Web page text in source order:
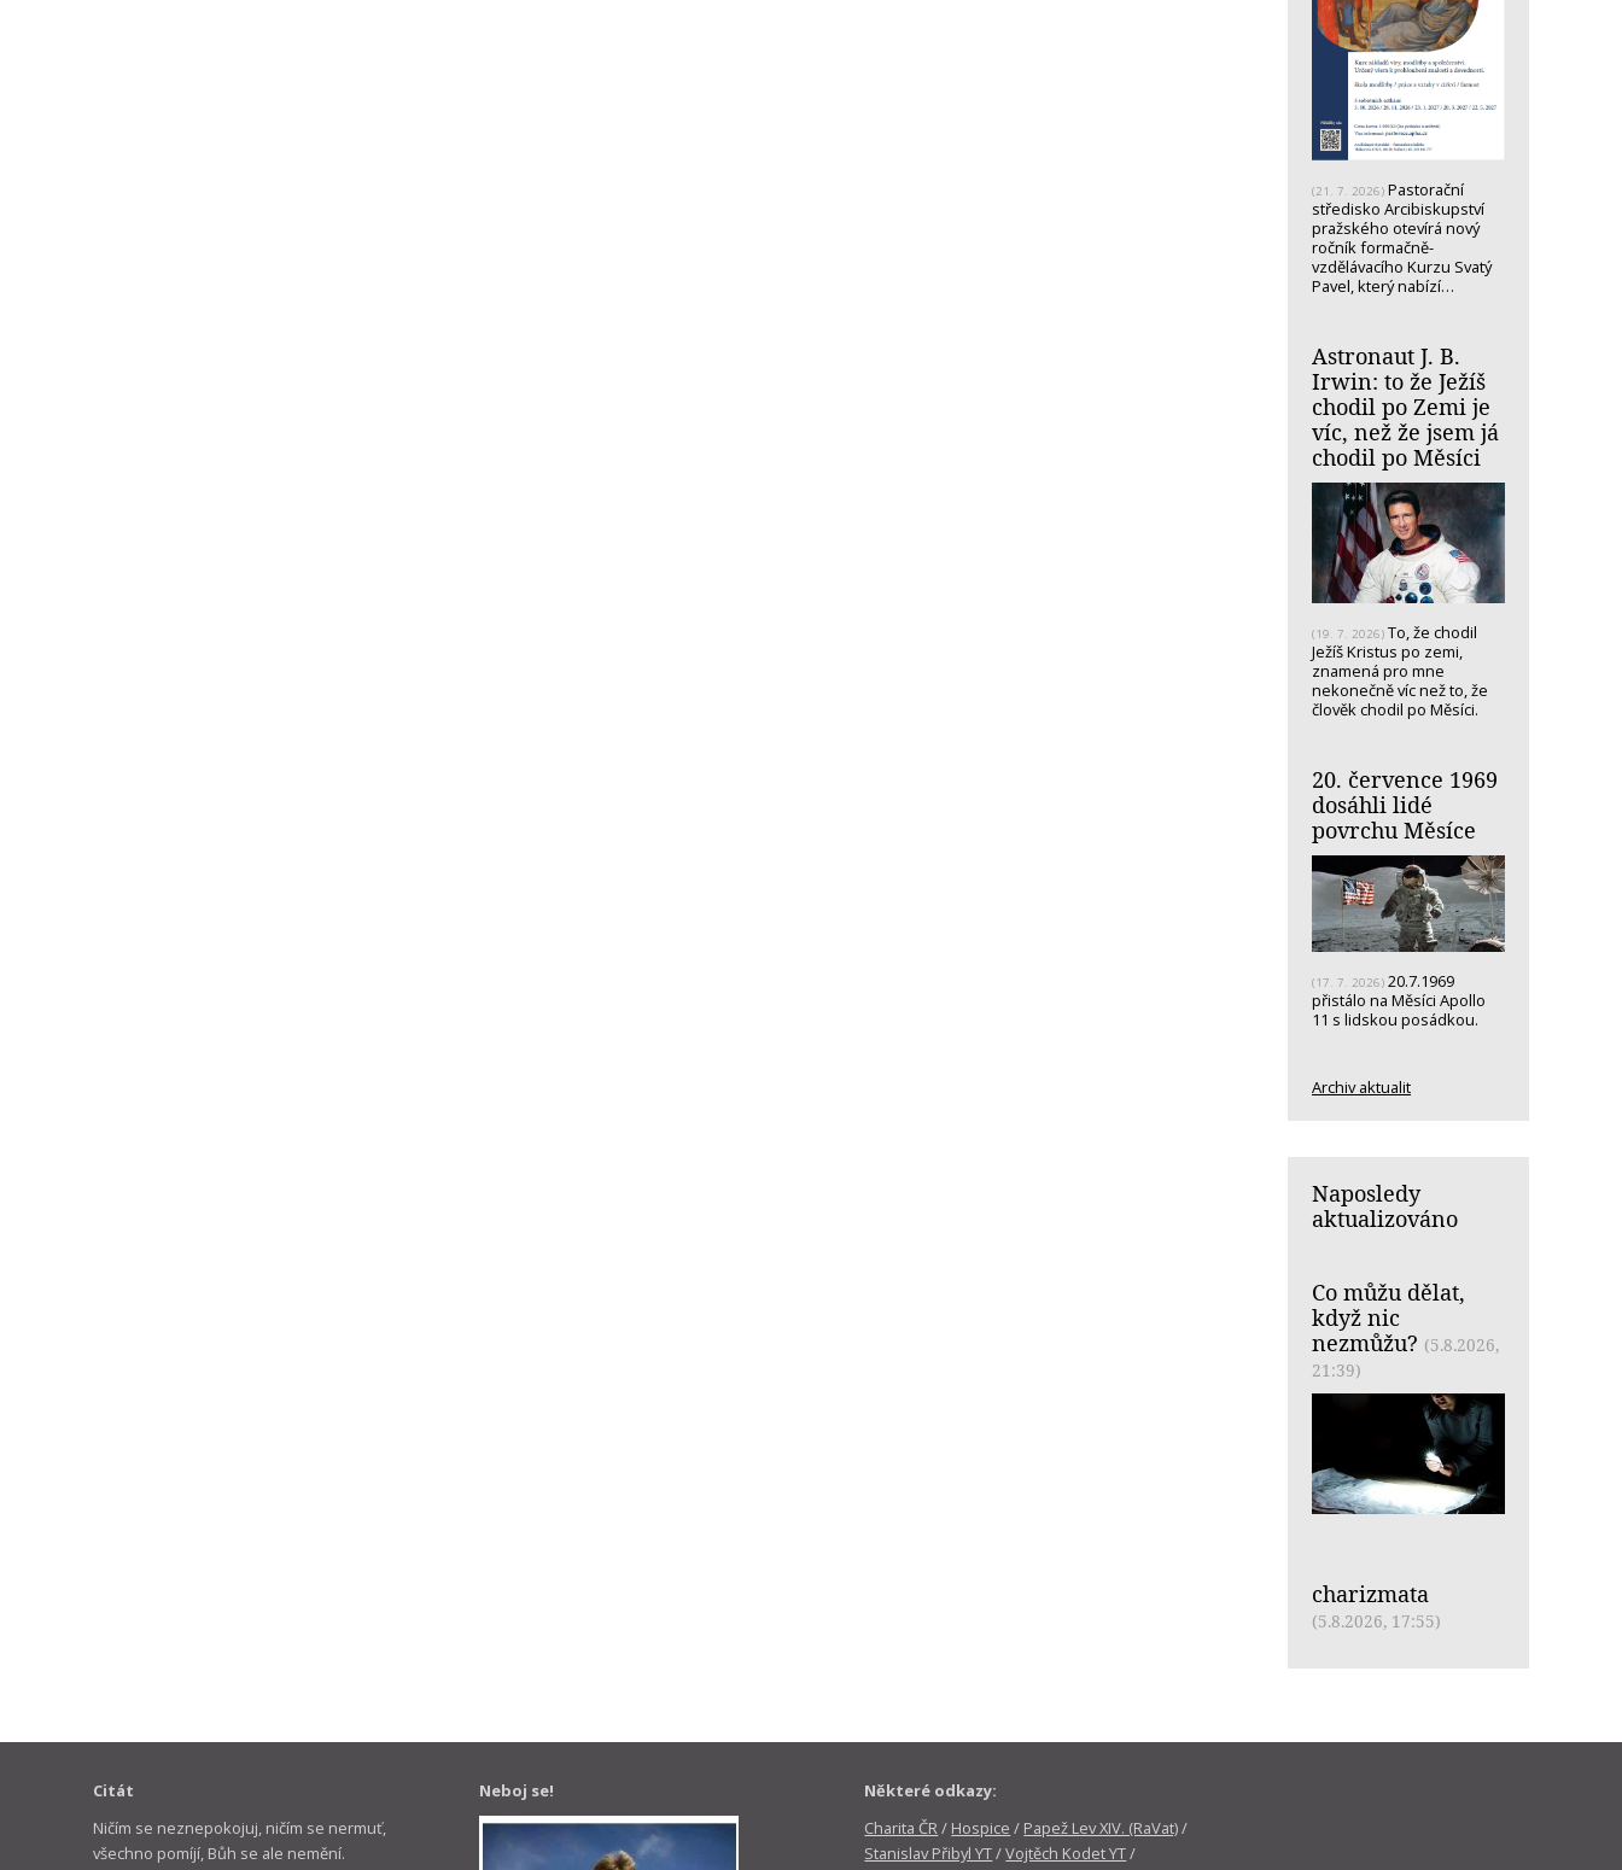
(21. 7. 2026) Pastorační
středisko Arcibiskupství
pražského otevírá nový
ročník formačně-
vzdělávacího Kurzu Svatý
Pavel, který nabízí…
Astronaut J. B.
Irwin: to že Ježíš
chodil po Zemi je
víc, než že jsem já
chodil po Měsíci
(19. 7. 2026) To, že chodil
Ježíš Kristus po zemi,
znamená pro mne
nekonečně víc než to, že
člověk chodil po Měsíci.
20. července 1969
dosáhli lidé
povrchu Měsíce
(17. 7. 2026) 20.7.1969
přistálo na Měsíci Apollo
11 s lidskou posádkou.
Archiv aktualit
Naposledy
aktualizováno
Co můžu dělat,
když nic
nezmůžu? (5.8.2026,
21:39)
charizmata
(5.8.2026, 17:55)
Citát
Ničím se neznepokojuj, ničím se nermuť,
všechno pomíjí, Bůh se ale nemění.
Neboj se!
Některé odkazy:
Charita ČR / Hospice / Papež Lev XIV. (RaVat)/
Stanislav Přibyl YT/Vojtěch Kodet YT/